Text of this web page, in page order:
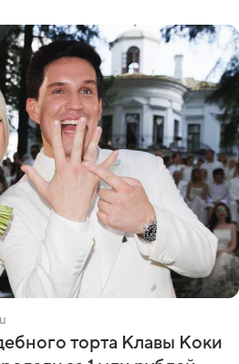
торта Клавы Коки